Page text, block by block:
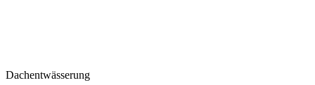
Dachentwässerung